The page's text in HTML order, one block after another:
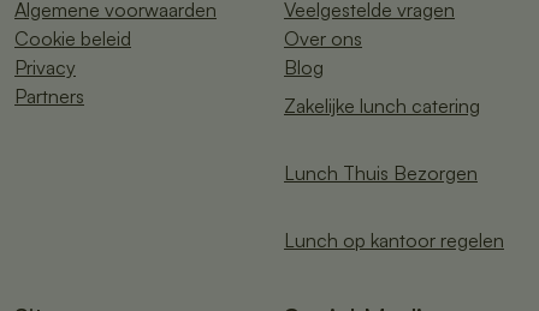
Algemene voorwaarden
Cookie beleid
Privacy
Partners
Veelgestelde vragen
Over ons
Blog
Zakelijke lunch catering
Lunch Thuis Bezorgen
Lunch op kantoor regelen